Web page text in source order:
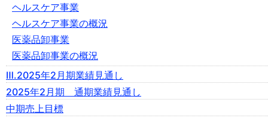
ヘルスケア事業
ヘルスケア事業の概況
医薬品卸事業
医薬品卸事業の概況
Ⅲ.2025年2月期業績見通し
2025年2月期 通期業績見通し
中期売上目標